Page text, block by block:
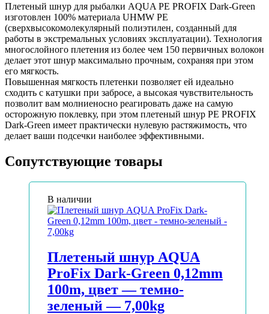
Плетеный шнур для рыбалки AQUA PE PROFIX Dark-Green
изготовлен 100% материала UHMW PE
(сверхвысокомолекулярный полиэтилен, созданный для
работы в экстремальных условиях эксплуатации). Технология
многослойного плетения из более чем 150 первичных волокон
делает этот шнур максимально прочным, сохраняя при этом
его мягкость.
Повышенная мягкость плетенки позволяет ей идеально
сходить с катушки при забросе, а высокая чувствительность
позволит вам молниеносно реагировать даже на самую
осторожную поклевку, при этом плетеный шнур PE PROFIX
Dark-Green имеет практически нулевую растяжимость, что
делает ваши подсечки наиболее эффективными.
Сопутствующие товары
В наличии
Плетеный шнур AQUA
ProFix Dark-Green 0,12mm
100m, цвет — темно-
зеленый — 7,00kg